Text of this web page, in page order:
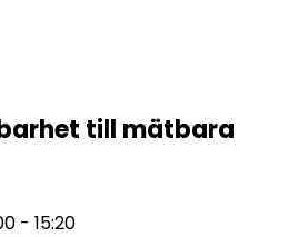
till mätbara
- 15:20